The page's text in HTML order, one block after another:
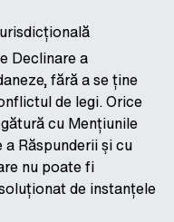
Declinare a
fără a se ține
de legi. Orice
cu Mențiunile
Răspunderii și cu
nu poate fi
de instanțele